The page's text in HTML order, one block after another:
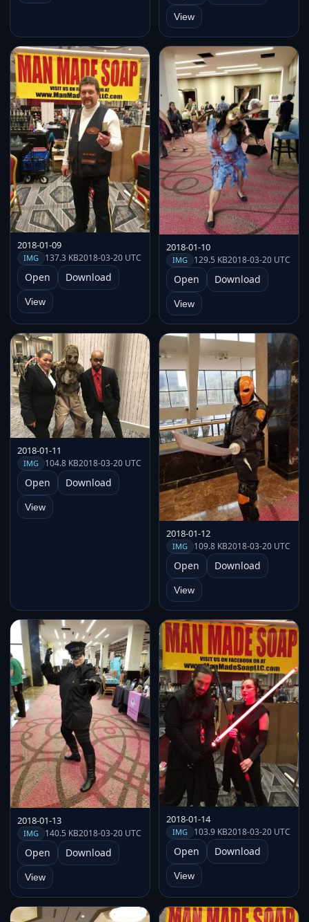
View
2018-01-09
IMG 137.3 KB2018-03-20 UTC
Open Download
View
2018-01-10
IMG 129.5 KB2018-03-20 UTC
Open Download
View
2018-01-11
IMG 104.8 KB2018-03-20 UTC
Open Download
View
2018-01-12
IMG 109.8 KB2018-03-20 UTC
Open Download
View
2018-01-13
IMG 140.5 KB2018-03-20 UTC
Open Download
View
2018-01-14
IMG 103.9 KB2018-03-20 UTC
Open Download
View